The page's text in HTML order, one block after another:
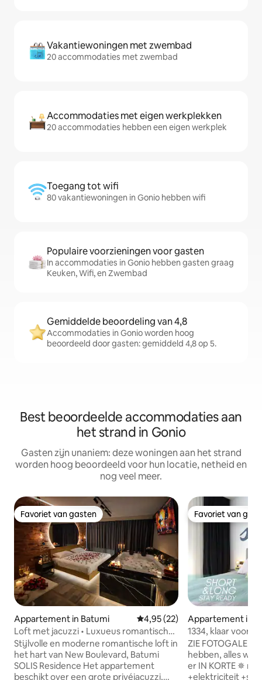
Vakantiewoningen met zwembad
20 accommodaties met zwembad
Accommodaties met eigen werkplekken
20 accommodaties hebben een eigen werkplek
Toegang tot wifi
80 vakantiewoningen in Gonio hebben wifi
Populaire voorzieningen voor gasten
In accommodaties in Gonio hebben gasten graag
Keuken, Wifi, en Zwembad
Gemiddelde beoordeling van 4,8
Accommodaties in Gonio worden hoog
beoordeeld door gasten: gemiddeld 4,8 op 5.
Best beoordeelde accommodaties aan
het strand in Gonio
Gasten zijn unaniem: deze woningen aan het strand
worden hoog beoordeeld voor hun locatie, netheid en
nog veel meer.
Favoriet van gasten
Favoriet van gasten
Appartement in Batumi Gemiddelde beoordeling van
4,95 (22)
Loft met jacuzzi • Luxueus romantisch
uitstapje • Batumi
Stijlvolle en moderne romantische loft in
het hart van New Boulevard, Batumi
SOLIS Residence Het appartement
beschikt over een grote privéjacuzzi,
Favoriet van
Favoriet van
Appartement in
1334, klaar voor
50Mbit, balkon
ZIE
hebben, alles
er IN KORTE ✵ maandelijkse huur
+elektriciteit